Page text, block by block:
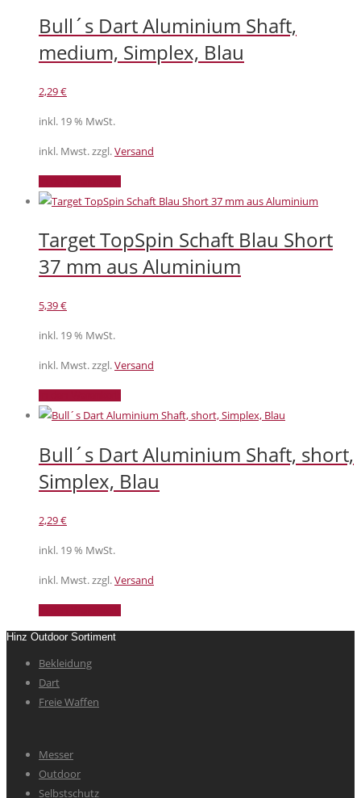
Bull´s Dart Aluminium Shaft,
medium, Simplex, Blau
2,29€
inkl. 19 % MwSt.
inkl. Mwst. zzgl.Versand
Target TopSpin Schaft Blau Short
37 mm aus Aluminium
5,39€
inkl. 19 % MwSt.
inkl. Mwst. zzgl.Versand
Bull´s Dart Aluminium Shaft, short,
Simplex, Blau
2,29€
inkl. 19 % MwSt.
inkl. Mwst. zzgl.Versand
Hinz Outdoor Sortiment
Bekleidung
Dart
Freie Waffen
Messer
Outdoor
Selbstschutz